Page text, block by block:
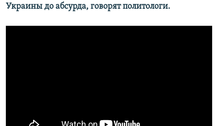
Украины до абсурда, говорят политологи.